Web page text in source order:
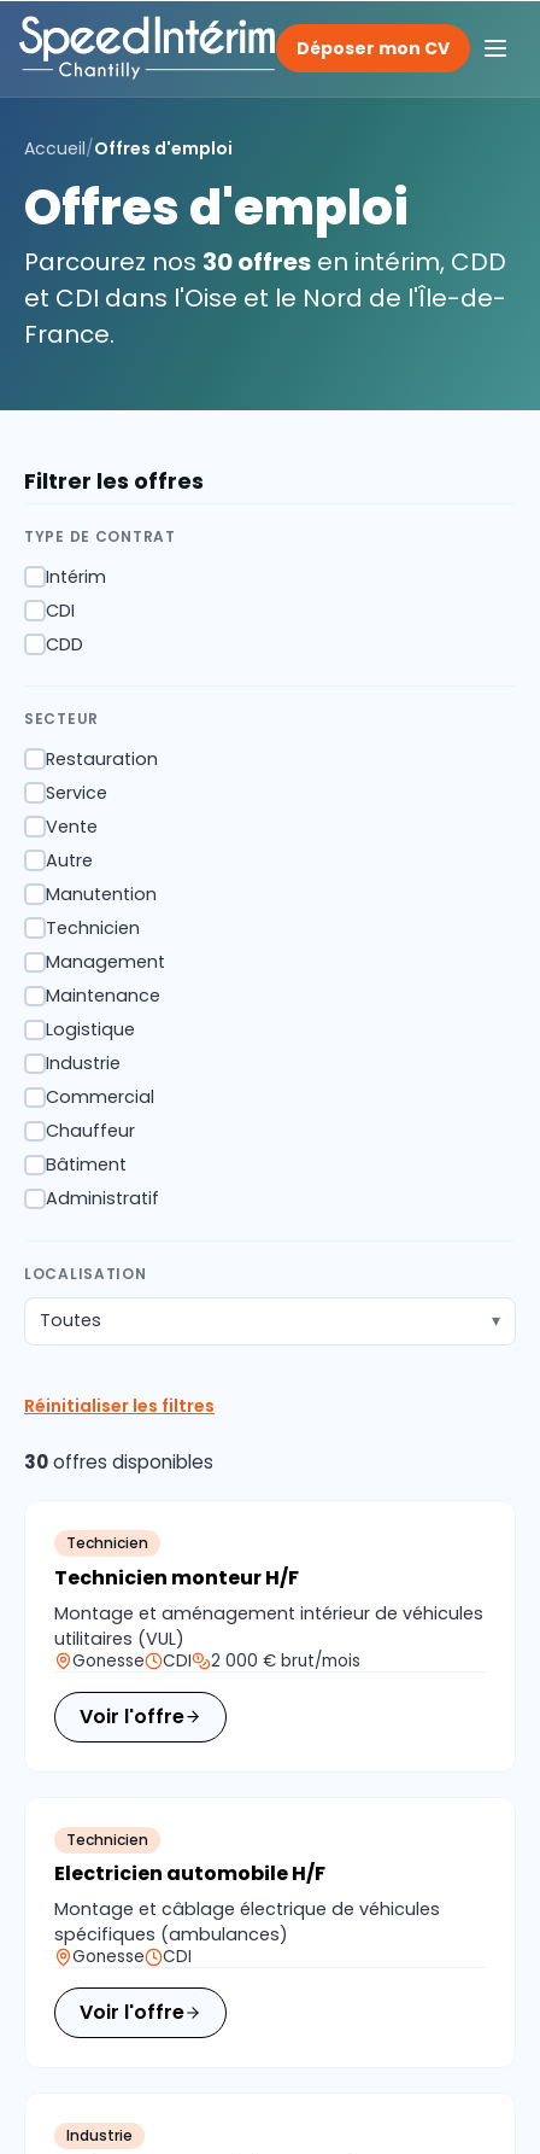
Déposer mon CV
Accueil/Offres d'emploi
Offres d'emploi
Parcourez nos 30 offres en intérim, CDD
et CDI dans l'Oise et le Nord de l'Île-de-
France.
Filtrer les offres
TYPE DE CONTRAT
Intérim
CDI
CDD
SECTEUR
Restauration
Service
Vente
Autre
Manutention
Technicien
Management
Maintenance
Logistique
Industrie
Commercial
Chauffeur
Bâtiment
Administratif
LOCALISATION
Toutes ▾
Réinitialiser les filtres
30offres disponibles
Technicien
Technicien monteur H/F
Montage et aménagement intérieur de véhicules
utilitaires (VUL)
Gonesse CDI 2 000 € brut/mois
Voir l'offre
Technicien
Electricien automobile H/F
Montage et câblage électrique de véhicules
spécifiques (ambulances)
Gonesse CDI
Voir l'offre
Industrie